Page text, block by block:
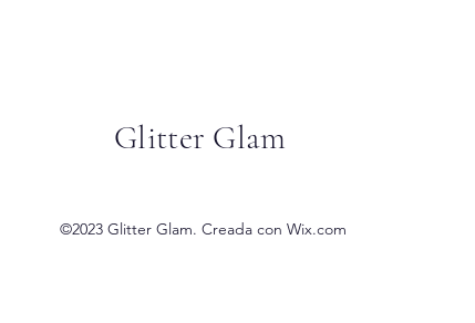
Glitter Glam
©2023 Glitter Glam. Creada con Wix.com